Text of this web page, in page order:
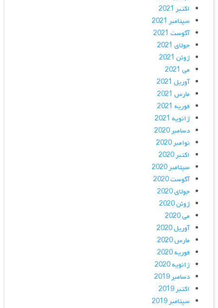
اکتبر 2021
سپتامبر 2021
آگوست 2021
جولای 2021
ژوئن 2021
می 2021
آوریل 2021
مارس 2021
فوریه 2021
ژانویه 2021
دسامبر 2020
نوامبر 2020
اکتبر 2020
سپتامبر 2020
آگوست 2020
جولای 2020
ژوئن 2020
می 2020
آوریل 2020
مارس 2020
فوریه 2020
ژانویه 2020
دسامبر 2019
اکتبر 2019
سپتامبر 2019